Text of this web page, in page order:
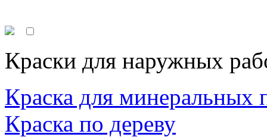
Краски для наружных
Краска для минеральных
Краска по дереву